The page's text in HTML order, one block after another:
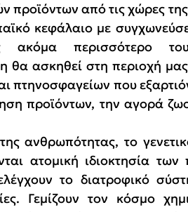
προϊόντων από τις χώρες
κεφάλαιο με
ακόμα περισσότερο
θα ασκηθεί στη περιοχή
πτηνοσφαγείων που
προϊόντων, την αγορά
ανθρωπότητας, το
ατομική ιδιοκτησία
το διατροφικό
Γεμίζουν τον κόσμο